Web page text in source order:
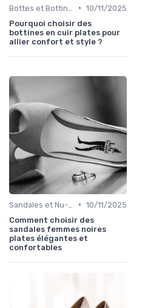
• 10/11/2025
Pourquoi choisir des
bottines en cuir plates pour
allier confort et style ?
• 10/11/2025
Comment choisir des
sandales femmes noires
plates élégantes et
confortables